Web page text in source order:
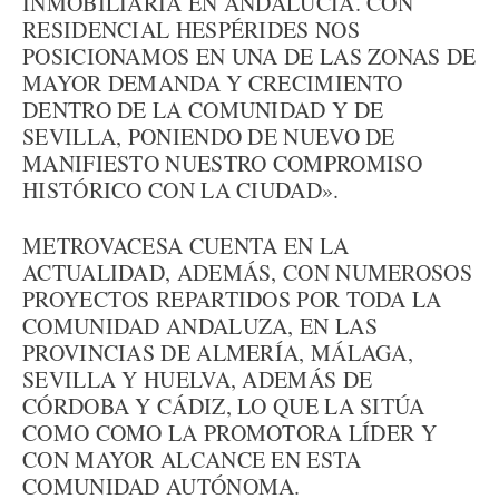
RESIDENCIAL HESPÉRIDES NOS
POSICIONAMOS EN UNA DE LAS ZONAS DE
MAYOR DEMANDA Y CRECIMIENTO
DENTRO DE LA COMUNIDAD Y DE
SEVILLA, PONIENDO DE NUEVO DE
MANIFIESTO NUESTRO COMPROMISO
HISTÓRICO CON LA CIUDAD».
METROVACESA CUENTA EN LA
ACTUALIDAD, ADEMÁS, CON NUMEROSOS
PROYECTOS REPARTIDOS POR TODA LA
COMUNIDAD ANDALUZA, EN LAS
PROVINCIAS DE ALMERÍA, MÁLAGA,
SEVILLA Y HUELVA, ADEMÁS DE
CÓRDOBA Y CÁDIZ, LO QUE LA SITÚA
COMO COMO LA PROMOTORA LÍDER Y
CON MAYOR ALCANCE EN ESTA
COMUNIDAD AUTÓNOMA.